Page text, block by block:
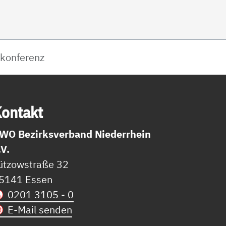
Bezirksverband Niederrhein
32
Essen
0201 3105 - 0
E-Mail senden